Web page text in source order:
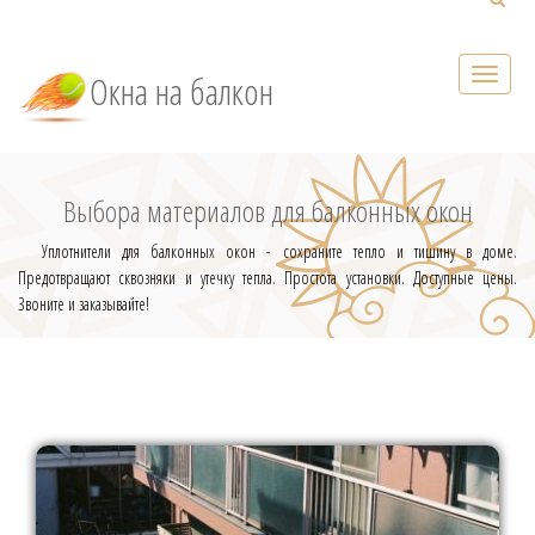
Окна на балкон
Выбора материалов для балконных окон
Уплотнители для балконных окон - сохраните тепло и тишину в доме.
Предотвращают сквозняки и утечку тепла. Простота установки. Доступные цены.
Звоните и заказывайте!